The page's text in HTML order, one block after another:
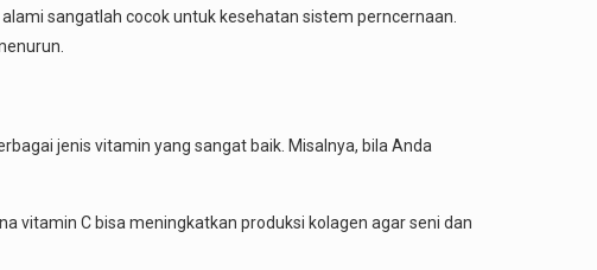
sangatlah cocok untuk kesehatan sistem perncernaan.
jenis vitamin yang sangat baik. Misalnya, bila Anda
vitamin C bisa meningkatkan produksi kolagen agar seni dan